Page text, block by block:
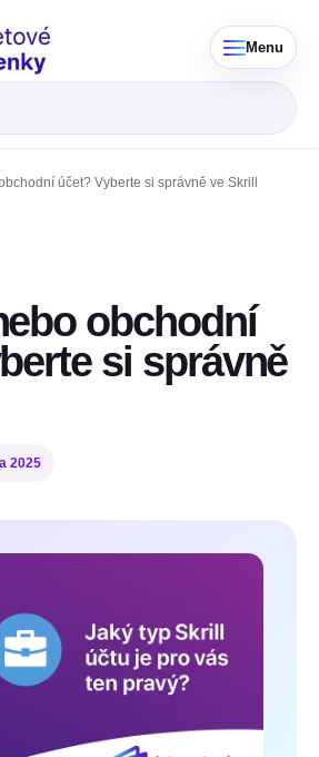
Menu
účet? Vyberte si správně ve Skrill
obchodní
si správně
2025